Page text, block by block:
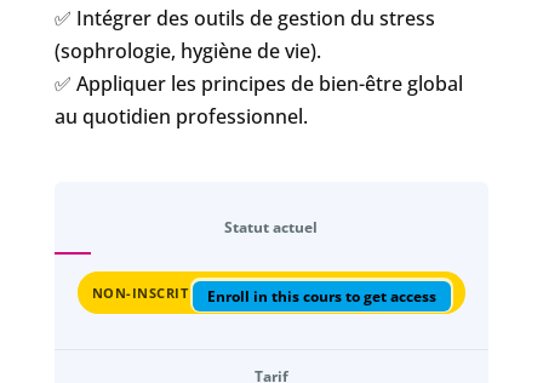
✅ Intégrer des outils de gestion du stress
(sophrologie, hygiène de vie).
✅ Appliquer les principes de bien-être global
au quotidien professionnel.
Statut actuel
NON-INSCRIT Enroll in this cours to get access
Tarif